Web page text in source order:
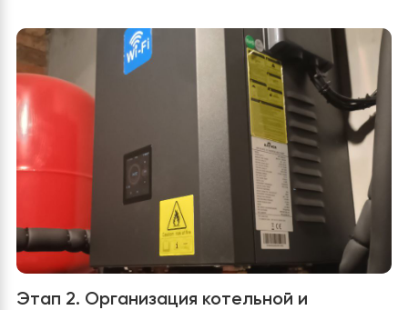
удобный доступ для последующего сервисного
обслуживания. В то же время такое расположение
потребовало особого внимания к организации
конденсата, поскольку в зоне входа недопустимо
образование льда, который может представлять
опасность при передвижении.
Конденсат собирается в поддоне наружного блока и
отводится через дренажный патрубок. В данном
монтаже предусмотрено, что вода будет стекать на
тротуарную плитку под агрегатом. При этом
имеет необходимый уклон, благодаря чему вода
свободно отводится от фундамента здания и не